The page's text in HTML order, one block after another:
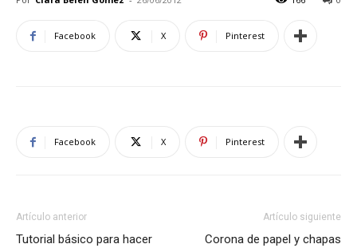
Facebook X Pinterest
Facebook X Pinterest
Artículo anterior
Tutorial básico para hacer
Artículo siguiente
Corona de papel y chapas